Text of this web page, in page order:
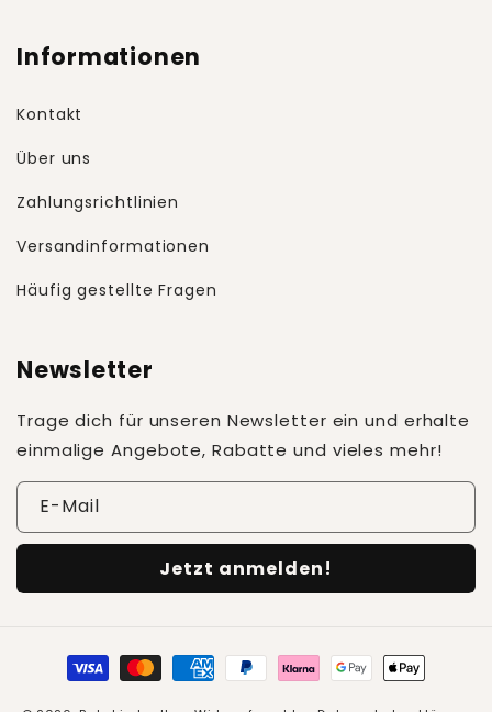
Informationen
Kontakt
Über uns
Zahlungsrichtlinien
Versandinformationen
Häufig gestellte Fragen
Newsletter
Trage dich für unseren Newsletter ein und erhalte
einmalige Angebote, Rabatte und vieles mehr!
E-Mail
Jetzt anmelden!
Zahlungsmethoden